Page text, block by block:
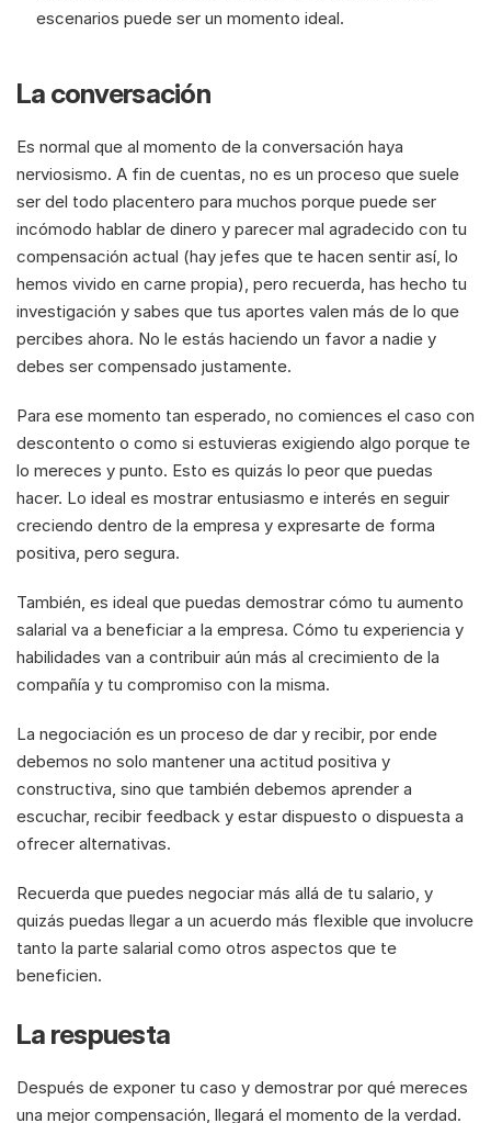
escenarios puede ser un momento ideal.
La conversación
Es normal que al momento de la conversación haya
nerviosismo. A fin de cuentas, no es un proceso que suele
ser del todo placentero para muchos porque puede ser
incómodo hablar de dinero y parecer mal agradecido con tu
compensación actual (hay jefes que te hacen sentir así, lo
hemos vivido en carne propia), pero recuerda, has hecho tu
investigación y sabes que tus aportes valen más de lo que
percibes ahora. No le estás haciendo un favor a nadie y
debes ser compensado justamente.
Para ese momento tan esperado, no comiences el caso con
descontento o como si estuvieras exigiendo algo porque te
lo mereces y punto. Esto es quizás lo peor que puedas
hacer. Lo ideal es mostrar entusiasmo e interés en seguir
creciendo dentro de la empresa y expresarte de forma
positiva, pero segura.
También, es ideal que puedas demostrar cómo tu aumento
salarial va a beneficiar a la empresa. Cómo tu experiencia y
habilidades van a contribuir aún más al crecimiento de la
compañía y tu compromiso con la misma.
La negociación es un proceso de dar y recibir, por ende
debemos no solo mantener una actitud positiva y
constructiva, sino que también debemos aprender a
escuchar, recibir feedback y estar dispuesto o dispuesta a
ofrecer alternativas.
Recuerda que puedes negociar más allá de tu salario, y
quizás puedas llegar a un acuerdo más flexible que involucre
tanto la parte salarial como otros aspectos que te
beneficien.
La respuesta
Después de exponer tu caso y demostrar por qué mereces
una mejor compensación, llegará el momento de la verdad.